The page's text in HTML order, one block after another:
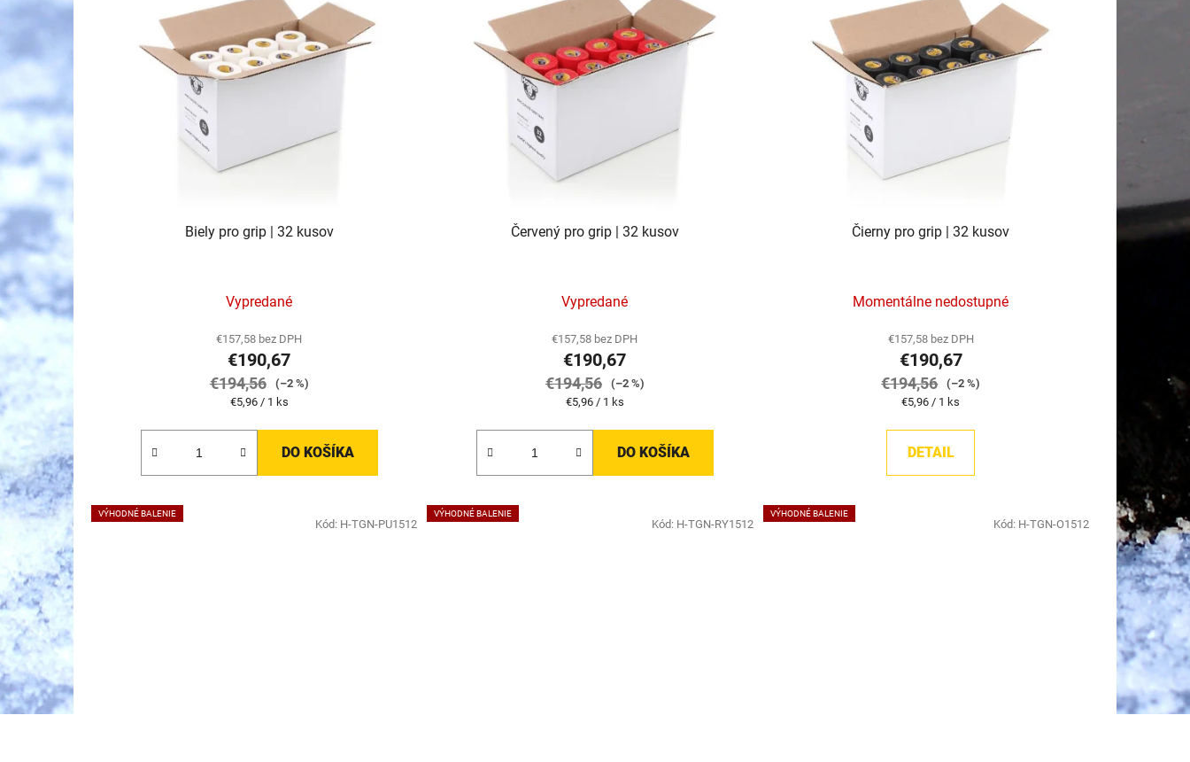
r
o
d
u
v
Biely pro grip | 32 kusov
Vypredané
€157,58 bez DPH
€190,67
€194,56
(–2 %)
Jednotková
€5,96 / 1 ks
DO KOŠÍKA
Červený pro grip | 32 kusov
Vypredané
€157,58 bez DPH
€190,67
€194,56
(–2 %)
Jednotková
€5,96 / 1 ks
DO KOŠÍKA
Čierny pro grip | 32 kusov
Momentálne nedostupné
€157,58 bez DPH
€190,67
€194,56
(–2 %)
Jednotková
€5,96 / 1 ks
DETAIL
VÝHODNÉ BALENIE
Kód: H-TGN-PU1512
VÝHODNÉ BALENIE
Kód: H-TGN-RY1512
VÝHODNÉ BALENIE
Kód: H-TGN-O1512